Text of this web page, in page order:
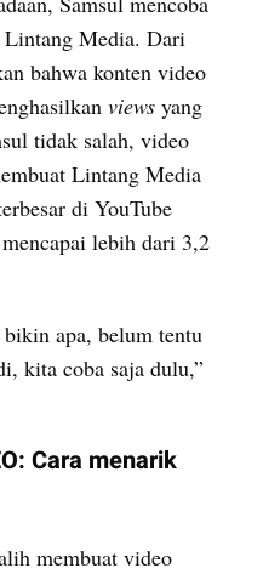
Lintang Media. Dari
bahwa konten video
views yang
tidak salah, video
Lintang Media
di YouTube
lebih dari 3,2
apa, belum tentu
kita coba saja dulu,”
Cara menarik
membuat video